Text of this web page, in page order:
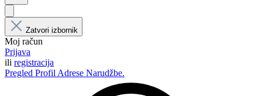
Zatvori izbornik
Moj račun
Prijava
ili registracija
Pregled Profil Adrese Narudžbe.